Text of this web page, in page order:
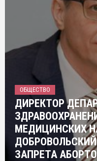
ОБЩЕСТВО
ДИРЕКТОР
МЕДИЦИНСКИХ
ЗАПРЕТА